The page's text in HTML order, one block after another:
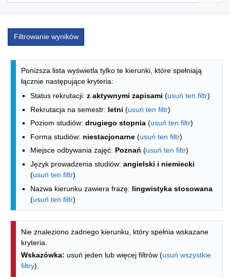
Filtrowanie wyników
Lista kierunków - spis według
Poniższa lista wyświetla tylko te kierunki, które spełniają
łącznie następujące kryteria:
Status rekrutacji: z aktywnymi zapisami (usuń ten filtr)
Rekrutacja na semestr: letni (usuń ten filtr)
Poziom studiów: drugiego stopnia (usuń ten filtr)
Forma studiów: niestacjonarne (usuń ten filtr)
Miejsce odbywania zajęć: Poznań (usuń ten filtr)
Język prowadzenia studiów: angielski i niemiecki
(usuń ten filtr)
Nazwa kierunku zawiera frazę: lingwistyka stosowana
(usuń ten filtr)
Nie znaleziono żadnego kierunku, który spełnia wskazane
kryteria.
Wskazówka: usuń jeden lub więcej filtrów (usuń wszystkie
filtry).